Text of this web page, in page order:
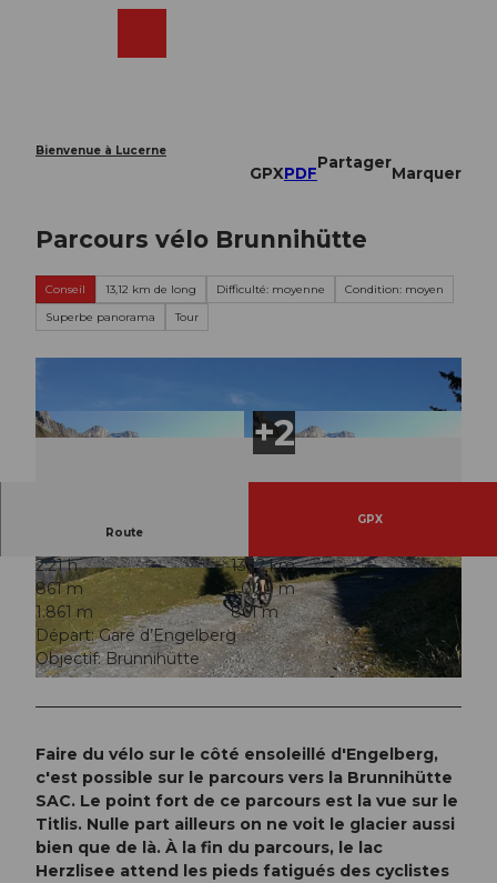
Bienvenue à Lucerne
GPXPDF
Partager
Marquer
Parcours vélo Brunnihütte
Conseil 13,12 km de long Difficulté: moyenne
Condition: moyen
Superbe panorama
Tour
© Engelberg-Titlis Tourismus AG © Engelberg-Titlis Tourismus AG
Route
GPX
2:21 h
13,12 km
861 m
1.000 m
1.861 m
861 m
Départ: Gare d’Engelberg
Objectif: Brunnihütte
Faire du vélo sur le côté ensoleillé d'Engelberg,
c'est possible sur le parcours vers la Brunnihütte
SAC. Le point fort de ce parcours est la vue sur le
Titlis. Nulle part ailleurs on ne voit le glacier aussi
bien que de là. À la fin du parcours, le lac
Herzlisee attend les pieds fatigués des cyclistes